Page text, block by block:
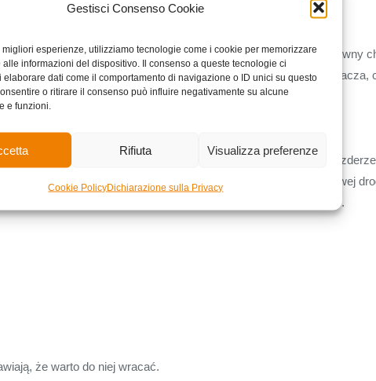
Gestisci Consenso Cookie
migliori esperienze, utilizziamo tecnologie come i cookie per memorizzare
alle informazioni del dispositivo. Il consenso a queste tecnologie ci
elaborare dati come il comportamento di navigazione o ID unici su questo
o ritirare il consenso può influire negativamente su alcune
e funzioni.
Rifiuta Visualizza preferenze
Cookie PolicyDichiarazione sulla Privacy
Road”
kolorową i kreskówkową stylistykę, która nadaje grze lekki i zabawny
gry jest dynamiczne i zmienia się w zależności od postępów gracza,
iskry po zderzeniu z samochodem, są dobrze zaprojektowane.
atmosfery gry. Realistyczne dźwięki samochodów, klaksonów i
melodie, które umilają czas spędzony na przekraczaniu ruchliwej
do tempa gry, co tworzy spójną i harmonijną całość.
że warto do niej wracać.